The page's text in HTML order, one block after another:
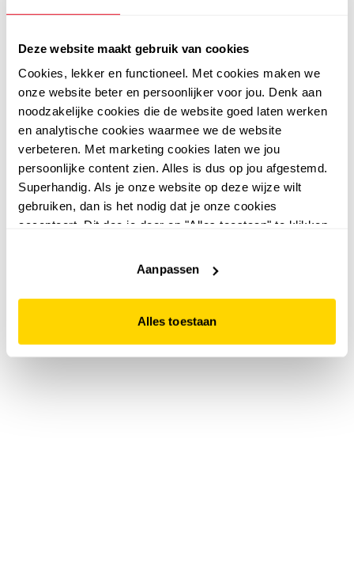
Deze website maakt gebruik van cookies
Cookies, lekker en functioneel. Met cookies maken we
onze website beter en persoonlijker voor jou. Denk aan
noodzakelijke cookies die de website goed laten werken
en analytische cookies waarmee we de website
verbeteren. Met marketing cookies laten we jou
persoonlijke content zien. Alles is dus op jou afgestemd.
Superhandig. Als je onze website op deze wijze wilt
gebruiken, dan is het nodig dat je onze cookies
accepteert. Dit doe je door op "Alles toestaan" te klikken.
website niet optimaal functioneert.
Aanpassen
Alles toestaan